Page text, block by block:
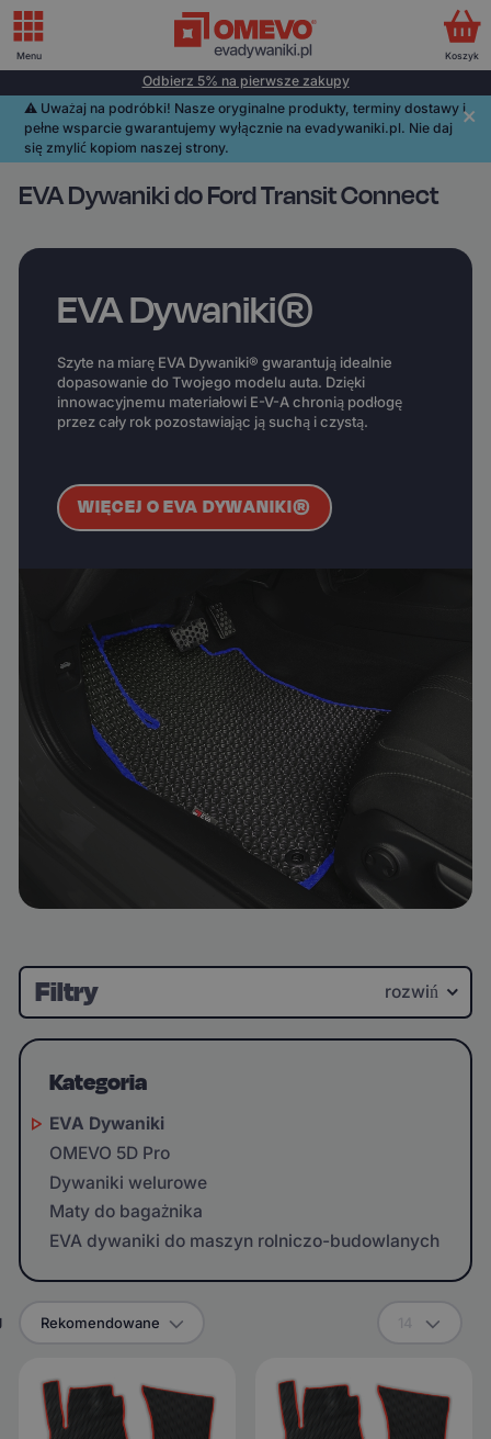
Odbierz 5% na pierwsze zakupy
⚠️️ Uważaj na podróbki! Nasze oryginalne produkty, terminy dostawy i
pełne wsparcie gwarantujemy wyłącznie na evadywaniki.pl. Nie daj
się zmylić kopiom naszej strony.
EVA Dywaniki do Ford Transit Connect
EVA Dywaniki®
Szyte na miarę EVA Dywaniki® gwarantują idealnie
dopasowanie do Twojego modelu auta. Dzięki
innowacyjnemu materiałowi E-V-A chronią podłogę
przez cały rok pozostawiając ją suchą i czystą.
WIĘCEJ O EVA DYWANIKI®
Filtry rozwiń
Kategoria
EVA Dywaniki
OMEVO 5D Pro
Dywaniki welurowe
Maty do bagażnika
EVA dywaniki do maszyn rolniczo-budowlanych
Rekomendowane
Menu Koszyk